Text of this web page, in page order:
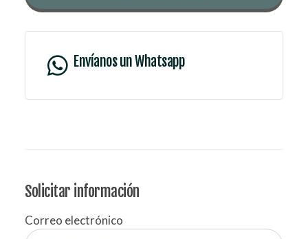
Envíanos un Whatsapp
Solicitar información
Correo electrónico